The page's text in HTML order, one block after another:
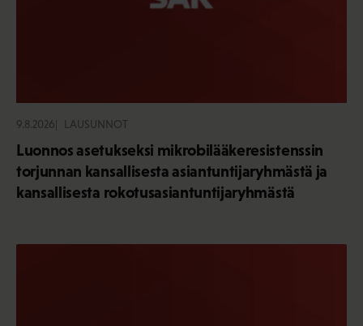
9.8.2026 LAUSUNNOT
Luonnos asetukseksi mikrobilääkeresistenssin
torjunnan kansallisesta asiantuntijaryhmästä ja
kansallisesta rokotusasiantuntijaryhmästä